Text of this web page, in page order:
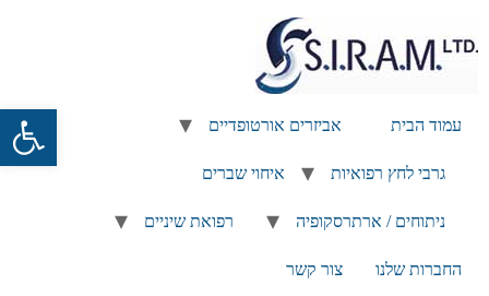
עמוד הבית אביזרים אורטופדיים
גרבי לחץ רפואיות איחוי שברים
ניתוחים / ארתרסקופיה רפואת שיניים
החברות שלנו צור קשר